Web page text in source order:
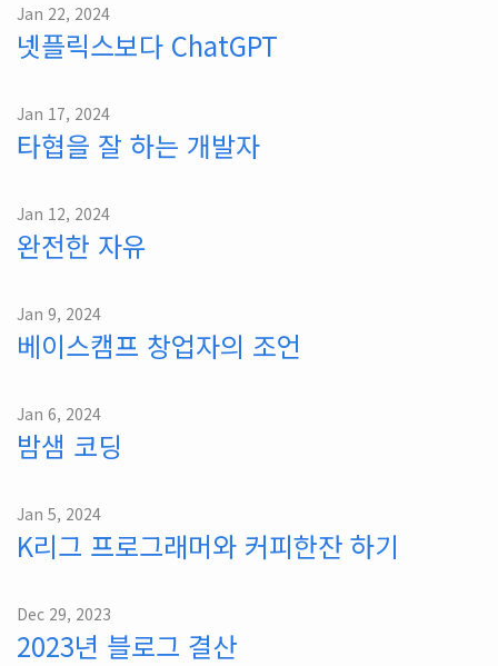
Jan 22, 2024
넷플릭스보다 ChatGPT
Jan 17, 2024
타협을 잘 하는 개발자
Jan 12, 2024
완전한 자유
Jan 9, 2024
베이스캠프 창업자의 조언
Jan 6, 2024
밤샘 코딩
Jan 5, 2024
K리그 프로그래머와 커피한잔 하기
Dec 29, 2023
2023년 블로그 결산